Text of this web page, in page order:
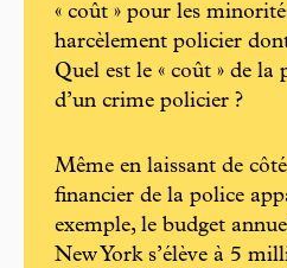
« coût » pour les
harcèlement policier
Quel est le « coût » de la
d’un crime policier ?
Même en laissant de
financier de la police
exemple, le budget
New York s’élève à 5